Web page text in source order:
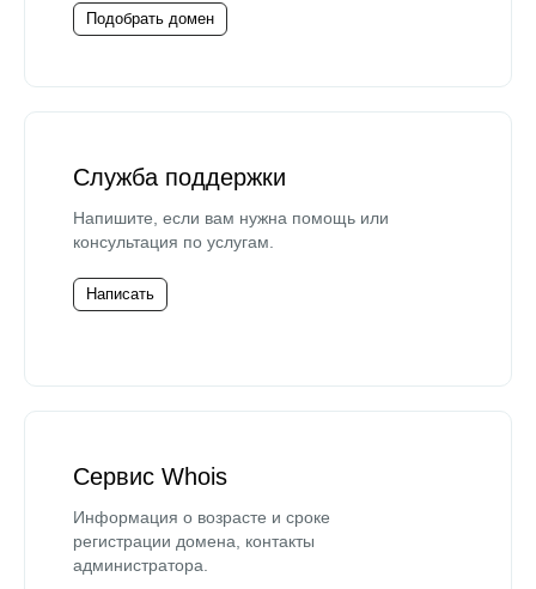
Подобрать домен
Служба поддержки
Напишите, если вам нужна помощь или
консультация по услугам.
Написать
Сервис Whois
Информация о возрасте и сроке
регистрации домена, контакты
администратора.